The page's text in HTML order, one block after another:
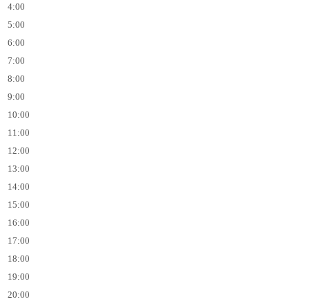
4:00
5:00
6:00
7:00
8:00
9:00
10:00
11:00
12:00
13:00
14:00
15:00
16:00
17:00
18:00
19:00
20:00